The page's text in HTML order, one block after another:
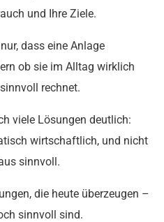
und Ihre Ziele.
dass eine Anlage
ob sie im Alltag wirklich
rechnet.
viele Lösungen deutlich:
wirtschaftlich, und nicht
sinnvoll.
die heute überzeugen –
sinnvoll sind.